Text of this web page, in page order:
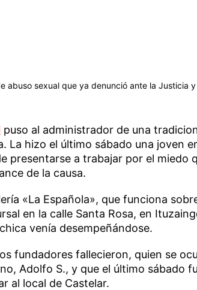
abuso sexual que ya denunció ante la Justicia
puso al administrador de una
La hizo el último sábado una joven
presentarse a trabajar por el miedo
de la causa.
«La Española», que funciona
en la calle Santa Rosa, en
venía desempeñándose.
fundadores fallecieron, quien se
Adolfo S., y que el último sábado
al local de Castelar.